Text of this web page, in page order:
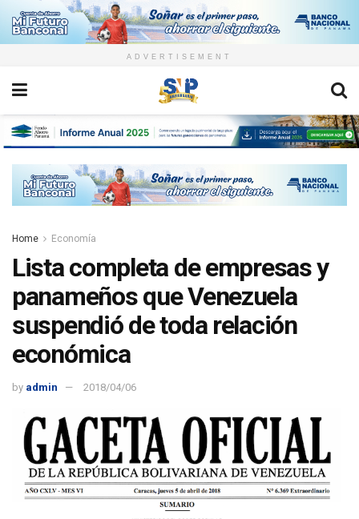
ADVERTISEMENT
Home Economía
Lista completa de empresas y
panameños que Venezuela
suspendió de toda relación
económica
by admin 2018/04/06